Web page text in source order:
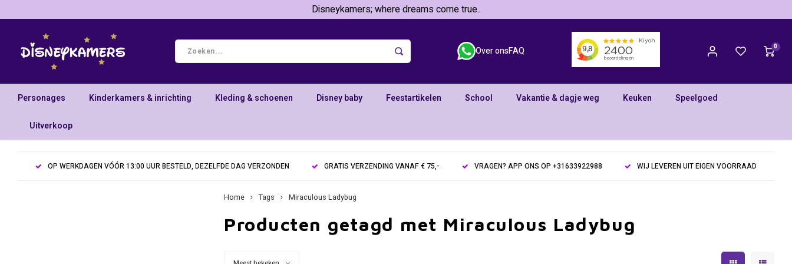
Disneykamers; where dreams come true..
Over onsFAQ 0
Personages Kinderkamers & inrichting Kleding & schoenen Disney baby Feestartikelen School Vakantie & dagje weg Keuken Speelgoed
Uitverkoop
OP WERKDAGEN VÓÓR 13:00 UUR BESTELD, DEZELFDE DAG VERZONDEN GRATIS VERZENDING VANAF € 75,- VRAGEN? APP ONS OP +31633922988 WIJ LEVEREN UIT EIGEN VOORRAAD
Home Tags Miraculous Ladybug
Producten getagd met Miraculous Ladybug